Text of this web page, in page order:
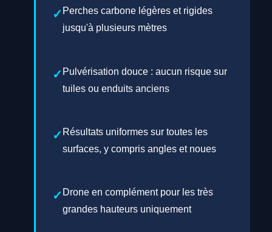
Perches carbone légères et rigides
jusqu'à plusieurs mètres
Pulvérisation douce : aucun risque sur
tuiles ou enduits anciens
Résultats uniformes sur toutes les
surfaces, y compris angles et noues
Drone en complément pour les très
grandes hauteurs uniquement